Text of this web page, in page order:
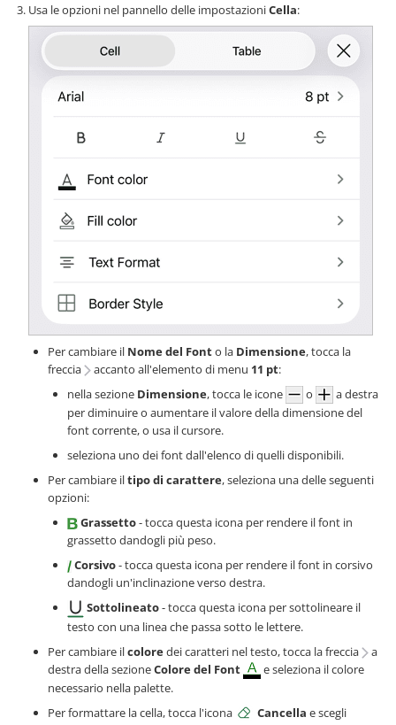
Usa le opzioni nel pannello delle impostazioniCella:
Per cambiare il Nome del Fonto la Dimensione, tocca la
freccia
accanto all'elemento di menu 11 pt:
nella sezione Dimensione, tocca le icone o
a destra
per diminuire o aumentare il valore della dimensione del
font corrente, o usa il cursore.
seleziona uno dei font dall'elenco di quelli disponibili.
Per cambiare iltipo di carattere, seleziona una delle seguenti
opzioni:
Grassetto- tocca questa icona per rendere il font in
grassetto dandogli più peso.
Corsivo- tocca questa icona per rendere il font in corsivo
dandogli un'inclinazione verso destra.
Sottolineato- tocca questa icona per sottolineare il
testo con una linea che passa sotto le lettere.
Per cambiare ilcoloredei caratteri nel testo, tocca la freccia
a
destra della sezioneColore del Font
e seleziona il colore
necessario nella palette.
Per formattare la cella, tocca l'icona
Cancella e scegli